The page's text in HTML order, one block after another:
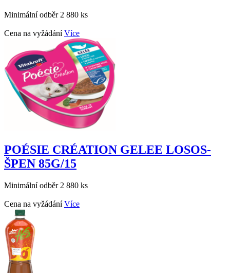
Minimální odběr 2 880 ks
Cena na vyžádáníVíce
POÉSIE CRÉATION GELEE LOSOS-
ŠPEN 85G/15
Minimální odběr 2 880 ks
Cena na vyžádáníVíce